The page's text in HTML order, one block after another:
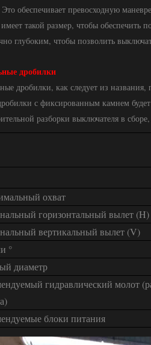
обеспечивает превосходную
такой размер, чтобы обеспечить
глубоким, чтобы позволить
дробилки
дробилки, как следует из названия,
с фиксированным камнем
разборки выключателя в
охват
горизонтальный вылет (H)
вертикальный вылет (V)
°
диаметр
гидравлический молот
блоки питания